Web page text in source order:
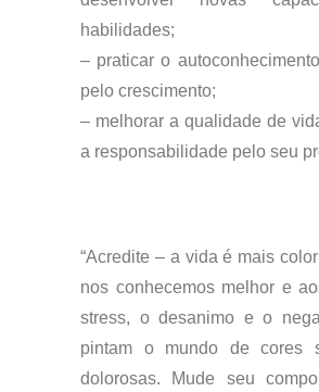
habilidades;
– praticar o
pelo crescimento;
– melhorar a qualidade de
a responsabilidade pelo seu
“Acredite – a vida é mais
nos conhecemos melhor e
stress, o desanimo e o
pintam o mundo de cores
dolorosas. Mude seu